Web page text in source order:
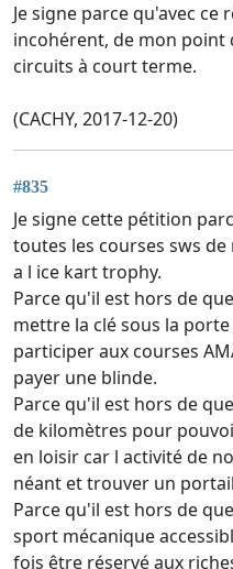
Je signe parce qu'avec
incohérent, de mon point
circuits à court terme.
(CACHY, 2017-12-20)
#835
Je signe cette pétition
toutes les courses sws
a l ice kart trophy.
Parce qu'il est hors de
mettre la clé sous la
participer aux courses
payer une blinde.
Parce qu'il est hors de
de kilomètres pour
en loisir car l activité de
néant et trouver un
Parce qu'il est hors de
sport mécanique
fois être réservé aux